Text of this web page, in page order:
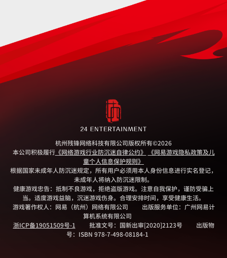
杭州残锋网络科技有限公司版权所有©2026
本公司积极履行《网络游戏行业防沉迷自律公约》
《网易游戏隐私政策及儿
童个人信息保护规则》
根据国家未成年人防沉迷规定，所有用户必须用本人身份信息进行实名登记，
未成年人将纳入防沉迷限制。
健康游戏忠告：抵制不良游戏，拒绝盗版游戏。注意自我保护，谨防受骗上
当。适度游戏益脑，沉迷游戏伤身。合理安排时间，享受健康生活。
游戏著作权人：网易（杭州）网络有限公司
出版服务单位：广州网易计
算机系统有限公司
浙ICP备19051509号-1
批准文号：国新出审[2020]2123号
出版物
号：ISBN 978-7-498-08184-1